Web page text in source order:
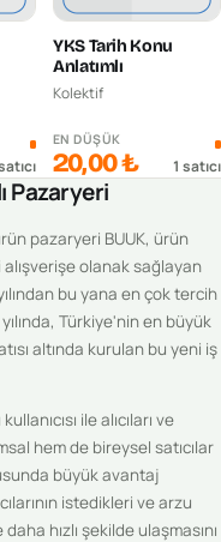
YKS Tarih Konu
Anlatımlı
Kolektif
EN DÜŞÜK
20,00 ₺ 1 satıcı
Pazaryeri
pazaryeri BUUK, ürün
olanak sağlayan
bu yana en çok tercih
Türkiye'nin en büyük
altında kurulan bu yeni iş
ile alıcıları ve
hem de bireysel satıcılar
büyük avantaj
istedikleri ve arzu
hızlı şekilde ulaşmasını